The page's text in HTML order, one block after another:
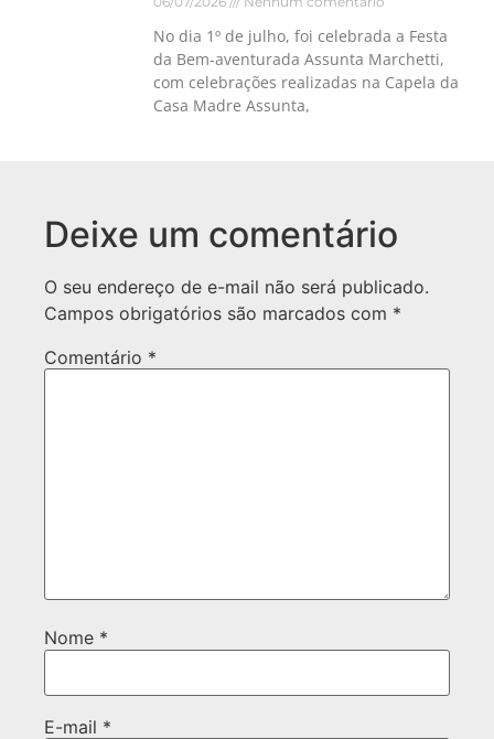
No dia 1º de julho, foi celebrada a Festa
da Bem-aventurada Assunta Marchetti,
com celebrações realizadas na Capela da
Casa Madre Assunta,
Deixe um comentário
O seu endereço de e-mail não será publicado.
Campos obrigatórios são marcados com *
Comentário *
Nome *
E-mail *